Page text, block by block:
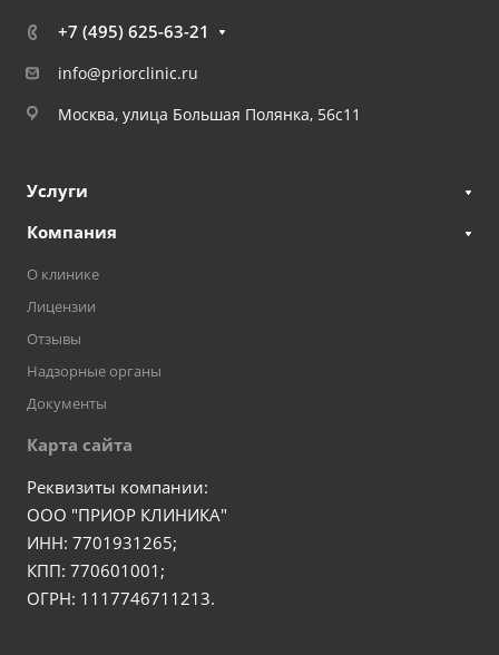
+7 (495) 625-63-21
info@priorclinic.ru
Москва, улица Большая Полянка, 56с11
Услуги
Компания
О клинике
Лицензии
Отзывы
Надзорные органы
Документы
Карта сайта
Реквизиты компании:
ООО "ПРИОР КЛИНИКА"
ИНН: 7701931265;
КПП: 770601001;
ОГРН: 1117746711213.